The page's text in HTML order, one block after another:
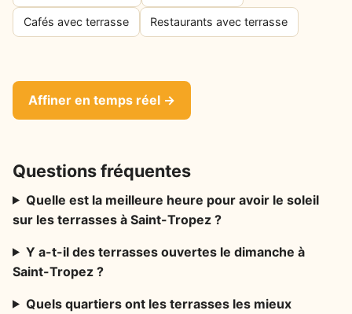
Cafés avec terrasse Restaurants avec terrasse
Affiner en temps réel →
Questions fréquentes
Quelle est la meilleure heure pour avoir le soleil
sur les terrasses à Saint-Tropez ?
Y a-t-il des terrasses ouvertes le dimanche à
Saint-Tropez ?
Quels quartiers ont les terrasses les mieux